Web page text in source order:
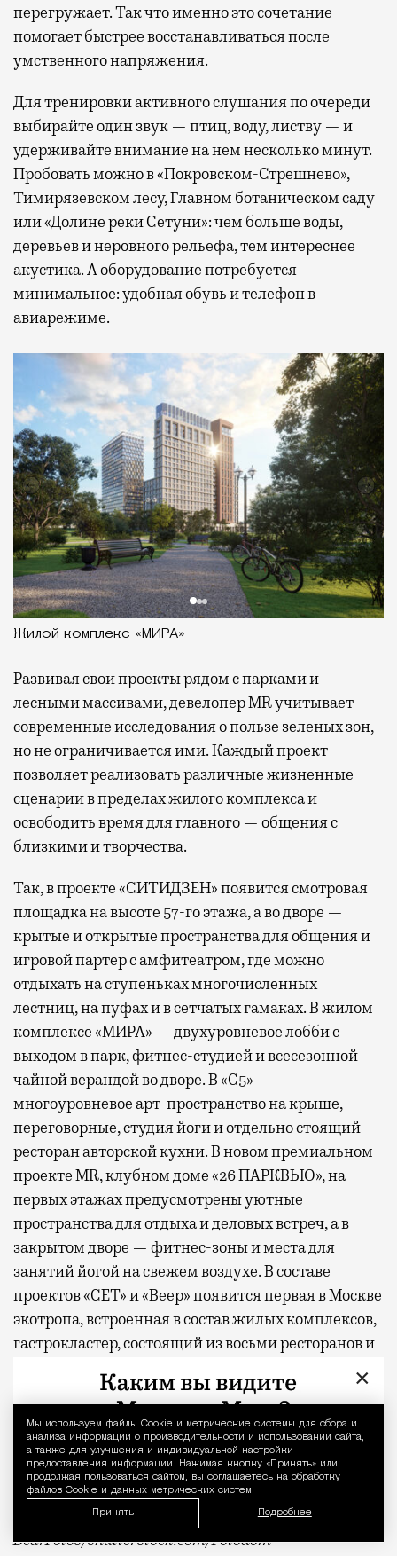
Уведомление
Мы используем файлы Сookie и метрические системы для сбора и
анализа информации о производительности и использовании сайта,
а также для улучшения и индивидуальной настройки
предоставления информации. Нажимая кнопку «Принять» или
продолжая пользоваться сайтом, вы соглашаетесь на обработку
файлов Cookie и данных метрических систем.
Принять Подробнее
перегружает. Так что именно это сочетание
помогает быстрее восстанавливаться после
умственного напряжения.
Для тренировки активного слушания по очереди
выбирайте один звук — птиц, воду, листву — и
удерживайте внимание на нем несколько минут.
Пробовать можно в «Покровском-Стрешнево»,
Тимирязевском лесу, Главном ботаническом саду
или «Долине реки Сетуни»: чем больше воды,
деревьев и неровного рельефа, тем интереснее
акустика. А оборудование потребуется
минимальное: удобная обувь и телефон в
авиарежиме.
Жилой комплекс «МИРА»
Развиваясвои проекты рядом с парками и
лесными массивами, девелопер MR учитывает
современные исследования о пользе зеленых зон,
но не ограничивается ими. Каждый проект
позволяет реализовать различные жизненные
сценарии в пределах жилого комплекса и
освободить время для главного — общения с
близкими и творчества.
Так, в проекте «СИТИДЗЕН» появится смотровая
площадка на высоте 57-го этажа, а во дворе —
крытые и открытые пространства для общения и
игровой партер с амфитеатром, где можно
отдыхать на ступеньках многочисленных
лестниц, на пуфах и в сетчатых гамаках. В жилом
комплексе «МИРА» — двухуровневое лобби с
выходом в парк, фитнес-студией и всесезонной
чайной верандой во дворе. В «С5» —
многоуровневое арт-пространство на крыше,
переговорные, студия йоги и отдельно стоящий
ресторан авторской кухни. В новом премиальном
проекте MR, клубном доме «26 ПАРКВЬЮ», на
первых этажах предусмотрены уютные
пространства для отдыха и деловых встреч, а в
закрытом дворе — фитнес-зоны и места для
занятий йогой на свежем воздухе. В составе
проектов «СЕТ» и «Веер»появитсяпервая в Москве
экотропа, встроенная в состав жилых комплексов,
гастрокластер, состоящий из восьми ресторанов и
20 фуд-корнеров, а также спортивный комплекс с
* По данным опроса MR Analytics
** Заглавное фото — парк «Дубки»
Фото: пресс-служба MR Group,
BearFotos/shutterstock.com/Fotodom
×